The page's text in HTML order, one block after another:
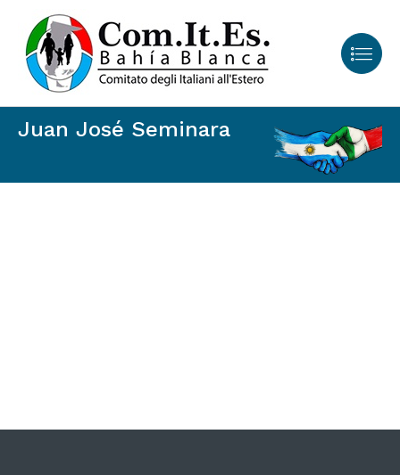
Juan José Seminara
Institucional